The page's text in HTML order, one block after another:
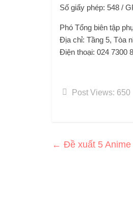
Số giấy phép: 548 /
Phó Tổng biên tập
Địa chỉ: Tầng 5, Tòa
Điện thoại: 024 7300
Post Views: 650
← Đề xuất 5